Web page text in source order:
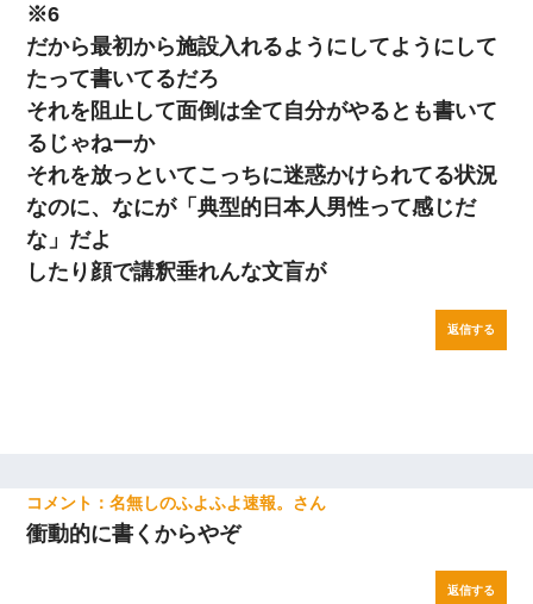
※6
だから最初から施設入れるようにしてようにして
たって書いてるだろ
それを阻止して面倒は全て自分がやるとも書いて
るじゃねーか
それを放っといてこっちに迷惑かけられてる状況
なのに、なにが「典型的日本人男性って感じだ
な」だよ
したり顔で講釈垂れんな文盲が
返信する
名無しのふよふよ速報。
衝動的に書くからやぞ
返信する